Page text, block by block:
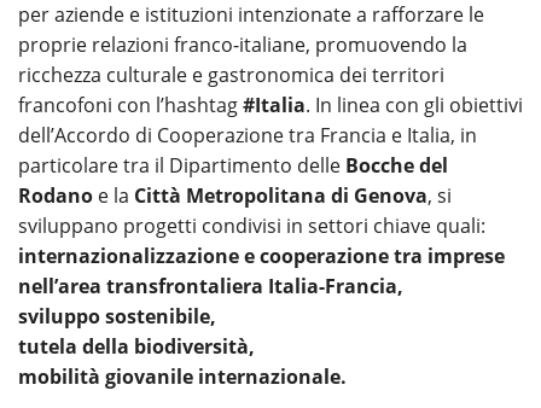
per aziende e istituzioni intenzionate a rafforzare le
proprie relazioni franco-italiane, promuovendo la
ricchezza culturale e gastronomica dei territori
francofoni con l’hashtag#Italia. In linea con gli obiettivi
dell’Accordo di Cooperazione tra Francia e Italia, in
particolare tra il Dipartimento delle Bocche del
Rodano e la Città Metropolitana di Genova, si
sviluppano progetti condivisi in settori chiave quali:
internazionalizzazione e cooperazione tra imprese
nell’area transfrontaliera Italia-Francia,
sviluppo sostenibile,
tutela della biodiversità,
mobilità giovanile internazionale.